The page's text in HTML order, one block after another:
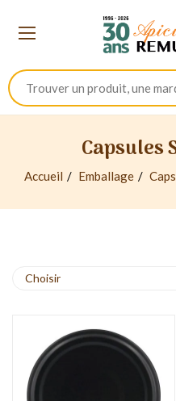
Capsules
Accueil Emballage
Choisir